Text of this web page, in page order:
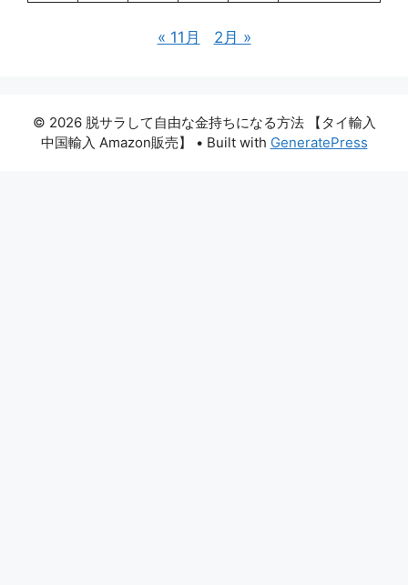
« 11月 2月 »
© 2026 脱サラして自由な金持ちになる方法 【タイ輸入
中国輸入 Amazon販売】
• Built with GeneratePress